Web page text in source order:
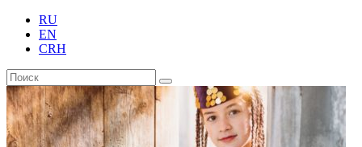
RU
EN
CRH